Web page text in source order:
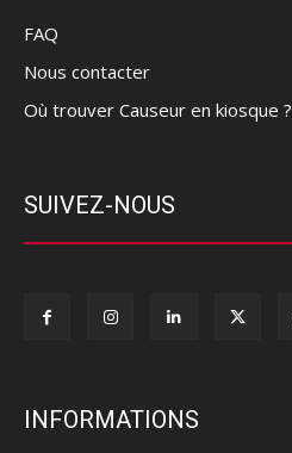
FAQ
Nous contacter
Où trouver Causeur en kiosque ?
SUIVEZ-NOUS
INFORMATIONS